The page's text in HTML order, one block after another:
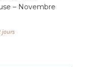
– Novembre
jours